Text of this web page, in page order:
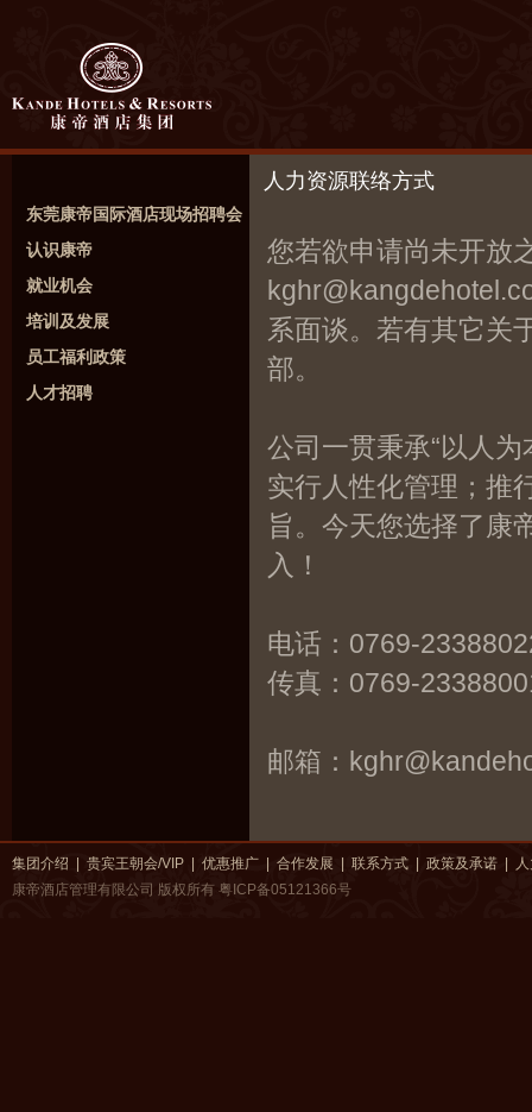
东莞康帝国际酒店现场招聘会
认识康帝
就业机会
培训及发展
员工福利政策
人才招聘
人力资源联络方式
您若欲申请尚未开放
系面谈。若有其它关
部。
公司一贯秉承“以人
实行人性化管理；推
旨。今天您选择了康
入！
电话：0769-
传真：0769-
邮箱：
集团介绍 贵宾王朝会/VIP 优惠推广 合作发展 联系方式 政策及承诺
康帝酒店管理有限公司 版权所有 粤ICP备05121366号